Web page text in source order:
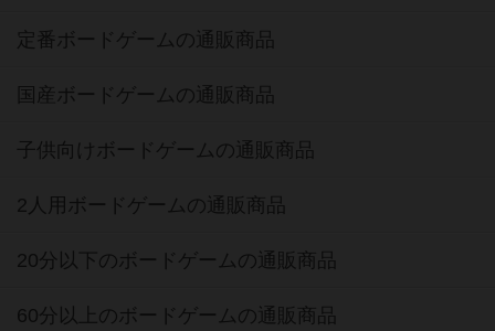
定番ボードゲームの通販商品
国産ボードゲームの通販商品
子供向けボードゲームの通販商品
2人用ボードゲームの通販商品
20分以下のボードゲームの通販商品
60分以上のボードゲームの通販商品